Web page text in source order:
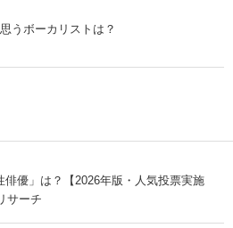
うボーカリストは？
俳優」は？【2026年版・人気投票実施
サーチ